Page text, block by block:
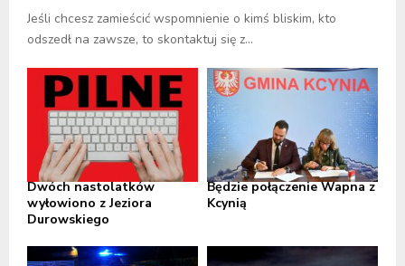
Jeśli chcesz zamieścić wspomnienie o kimś bliskim, kto
odszedł na zawsze, to skontaktuj się z...
Dwóch nastolatków
wyłowiono z Jeziora
Durowskiego
Będzie połączenie Wapna z
Kcynią